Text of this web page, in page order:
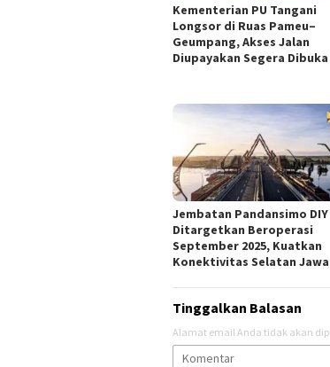
Kementerian PU Tangani
Longsor di Ruas Pameu–
Geumpang, Akses Jalan
Diupayakan Segera Dibuka
Jembatan Pandansimo DIY
Ditargetkan Beroperasi
September 2025, Kuatkan
Konektivitas Selatan Jawa
Tinggalkan Balasan
Alamat email Anda tidak akan